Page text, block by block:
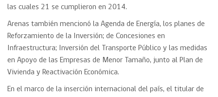
las cuales 21 se cumplieron en 2014.
Arenas también mencionó la Agenda de Energía, los planes de
Reforzamiento de la Inversión; de Concesiones en
Infraestructura; Inversión del Transporte Público y las medidas
en Apoyo de las Empresas de Menor Tamaño, junto al Plan de
Vivienda y Reactivación Económica.
En el marco de la inserción internacional del país, el titular de